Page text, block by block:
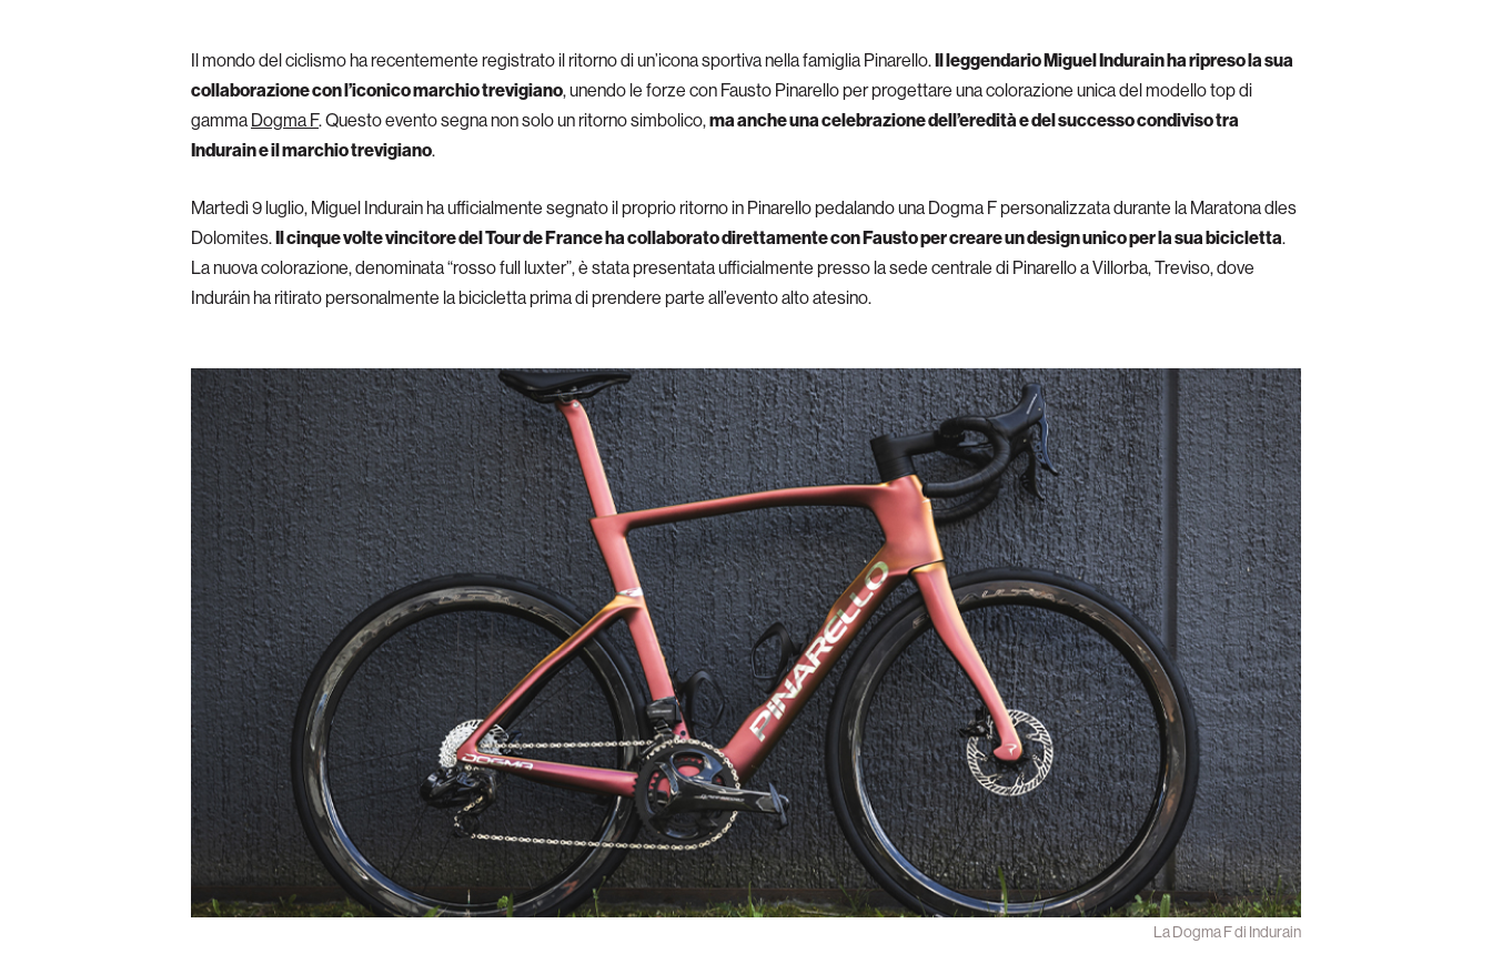
Il mondo del ciclismo ha recentemente registrato il ritorno di un’icona sportiva nella famiglia Pinarello.Il leggendario Miguel Indurain ha ripreso la sua
collaborazione con l’iconico marchio trevigiano, unendo le forze con Fausto Pinarello per progettare una colorazione unica del modello top di
gamma Dogma F. Questo evento segna non solo un ritorno simbolico,ma anche una celebrazione dell’eredità e del successo condiviso tra
Indurain e il marchio trevigiano.
Martedì 9 luglio, Miguel Indurain ha ufficialmente segnato il proprio ritorno in Pinarello pedalando una Dogma F personalizzata durante la Maratona dles
Dolomites.Il cinque volte vincitore del Tour de France ha collaborato direttamente con Fausto per creare un design unico per la sua bicicletta.
La nuova colorazione, denominata “rosso full luxter”, è stata presentata ufficialmente presso la sede centrale di Pinarello a Villorba, Treviso, dove
Induráin ha ritirato personalmente la bicicletta prima di prendere parte all’evento alto atesino.
La Dogma F di Indurain